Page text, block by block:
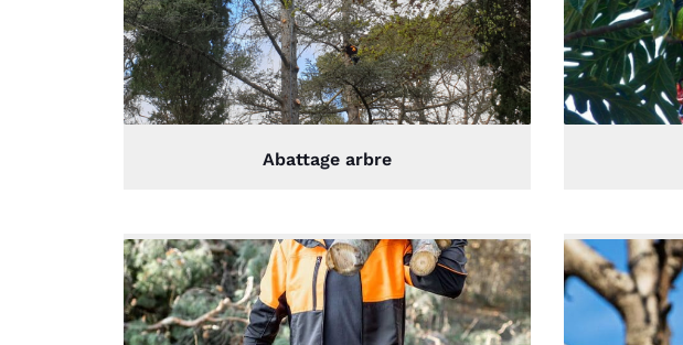
Abattage arbre
et professionnelle, laissant
notre jardin impeccable et
prêt pour notre nouveau
projet d'aménagement
paysager.